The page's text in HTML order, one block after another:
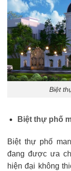
Biệt
Biệt thự phố
Biệt thự phố
đang được ưa
hiện đại không